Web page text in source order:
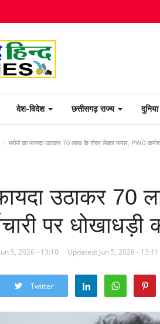
देश-विदेश छत्तीसगढ़ राज्य दुनिया
भरोसे का फायदा उठाकर 70 लाख के जेवर लेकर फरार, PWD
उठाकर 70
पर धोखाधड़ी
Jun 5, 2026 - 13:10 Updated: Jun 5, 2026 - 13:11
Twitter